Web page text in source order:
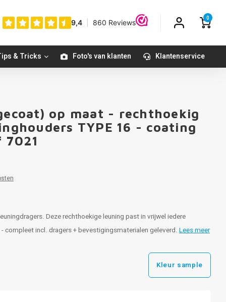
0
& Tricks Foto's van klanten Klantenservice
op maat - rechthoekig
TYPE 16 - coating
7021
Deze rechthoekige leuning past in vrijwel iedere
compleet incl. dragers + bevestigingsmaterialen geleverd. Lees meer
Kleur sample